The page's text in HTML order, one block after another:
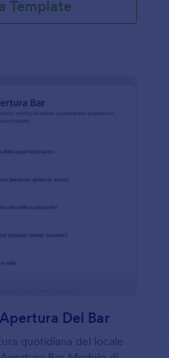
Template
Del Bar
quotidiana del locale